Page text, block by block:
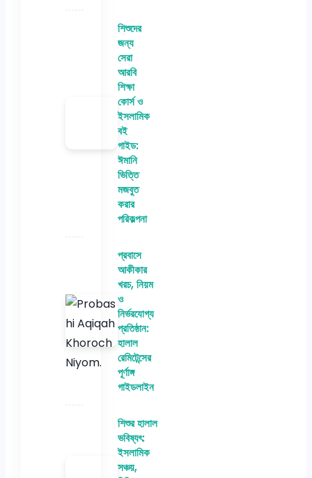
শিশুদের
জন্য
সেরা
আরবি
শিক্ষা
কোর্স ও
ইসলামিক
বই
গাইড:
ঈমানি
ভিত্তি
মজবুত
করার
পরিকল্পনা
প্রবাসে
আকীকার
খরচ, নিয়ম
ও
নির্ভরযোগ্য
প্রতিষ্ঠান:
হালাল
রেমিটেন্সের
পূর্ণাঙ্গ
গাইডলাইন
শিশুর হালাল
ভবিষ্যৎ:
ইসলামিক
সঞ্চয়,